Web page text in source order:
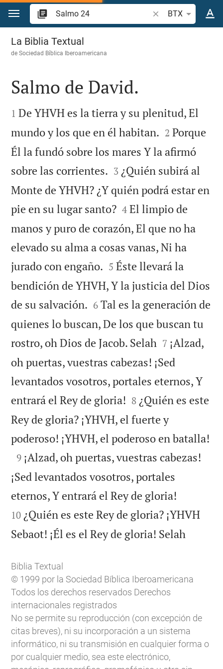
Ir a un contenido
Buscar versículo
BTX
Salmo 24
La Biblia Textual
deSociedad Bíblica Iberoamericana

Salmo de David.

1 De YHVH es la tierra y su plenitud, El
mundo y los que en él habitan. 

2 Porque
Él la fundó sobre los mares Y la afirmó
sobre las corrientes. 

3 ¿Quién subirá al
Monte de YHVH? ¿Y quién podrá estar en
pie en su lugar santo?
4 El limpio de
manos y puro de corazón, El que no ha
elevado su alma a cosas vanas, Ni ha
jurado con engaño. 

5 Éste llevará la
bendición de YHVH, Y la justicia del Dios
de su salvación. 

6 Tal es la generación de
quienes lo buscan, De los que buscan tu
rostro, oh Dios de Jacob. Selah 

7 ¡Alzad,
oh puertas, vuestras cabezas! ¡Sed
levantados vosotros, portales eternos, Y
entrará el Rey de gloria! 

8 ¿Quién es este
Rey de gloria? ¡YHVH, el fuerte y
poderoso! ¡YHVH, el poderoso en batalla!

9 ¡Alzad, oh puertas, vuestras cabezas!
¡Sed levantados vosotros, portales
eternos, Y entrará el Rey de gloria!
10 ¿Quién es este Rey de gloria? ¡YHVH
Sebaot! ¡Él es el Rey de gloria! Selah
Biblia Textual
© 1999 por la Sociedad Bíblica Iberoamericana
Todos los derechos reservados Derechos
internacionales registrados
No se permite su reproducción (con excepción de
citas breves), ni su incorporación a un sistema
informático, ni su transmisión en cualquier forma o
por cualquier medio, sea este electrónico,